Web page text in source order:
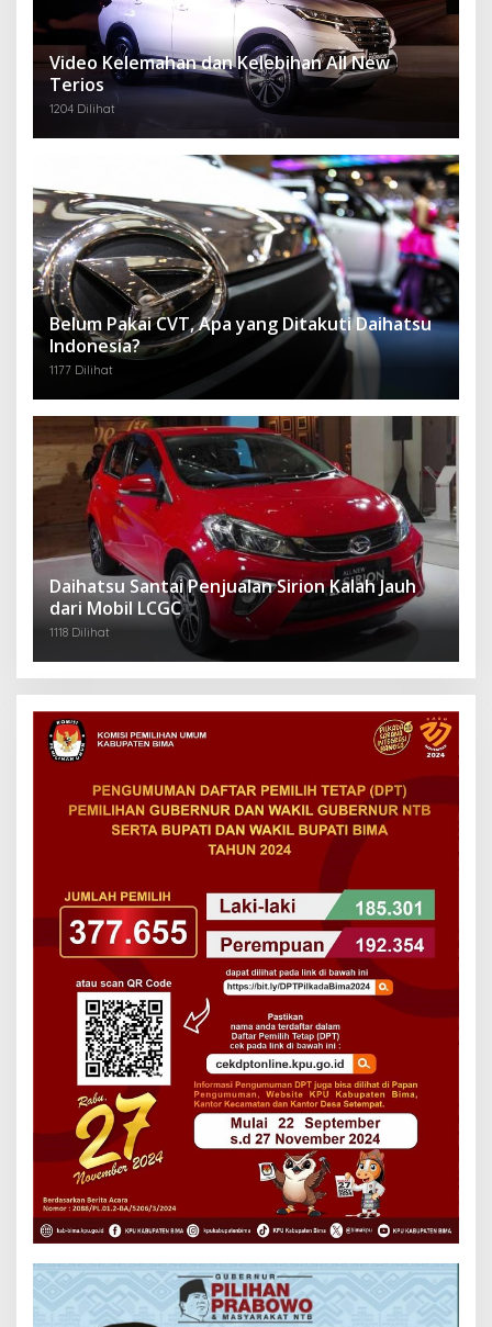
Video Kelemahan dan Kelebihan All New
Terios
1204 Dilihat
Belum Pakai CVT, Apa yang Ditakuti Daihatsu
Indonesia?
1177 Dilihat
Daihatsu Santai Penjualan Sirion Kalah Jauh
dari Mobil LCGC
1118 Dilihat